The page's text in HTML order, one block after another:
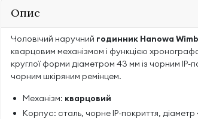
Опис
Чоловічий наручний годинник Hanowa
кварцовим механізмом і функцією
круглої форми діаметром 43 мм із чорним IP-
чорним шкіряним ремінцем.
Механізм: кварцовий
Корпус: сталь, чорне IP-покриття,